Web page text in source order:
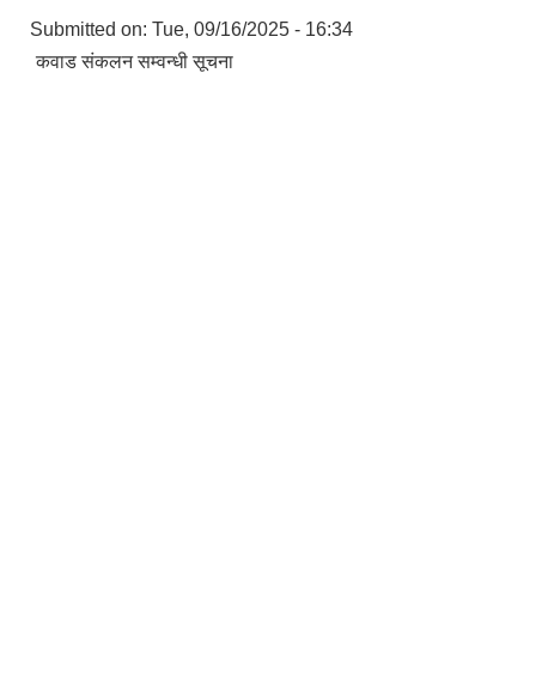
Submitted on: Tue, 09/16/2025 - 16:34
कवाड संकलन सम्वन्धी सूचना